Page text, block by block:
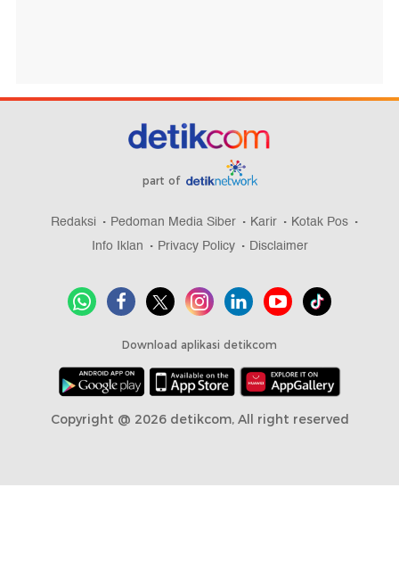
part of
Redaksi Pedoman Media Siber Karir
Kotak Pos
Info Iklan
Privacy Policy Disclaimer
Download aplikasi detikcom
Copyright @ 2026 detikcom, All right reserved